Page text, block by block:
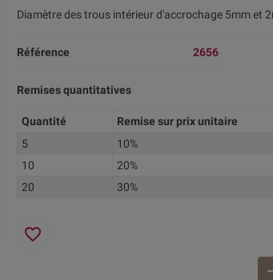
Diamètre des trous intérieur d'accrochage 5mm et
Référence 2656
Remises quantitatives
Quantité Remise sur prix unitaire
5
10%
10
20%
20
30%
favorite_border